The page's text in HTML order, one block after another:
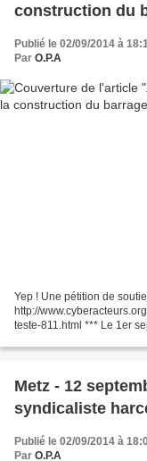
construction du
Publié le 02/09/2014 à
Par O.P.A
Yep ! Une pétition de
http://
teste-811.html *** Le 1er
Metz - 12
syndicaliste
Publié le 02/09/2014 à
Par O.P.A